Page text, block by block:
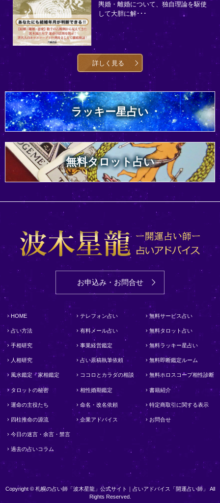
輿婚・離婚について、独自理論を駆使
して大胆に解･･･
詳しく見る
ラッキー星占い
無料タロット占い
お申込み・お問合せ
HOME
占い方法
手相研究
人相研究
風水鑑定・家相鑑定
タロットの秘密
運命の主役たち
四柱推命の源流
今日の迷言・余言・禁言
過去の占いコラム
テレフォン占い
有料メール占い
事業経営鑑定
占い原稿執筆依頼
ココロとカラダの相談
相性婚期鑑定
命名・改名依頼
企業アドバイス
無料サービス占い
無料タロット占い
無料ラッキー星占い
無料即断鑑定ルーム
無料ホロスコープ相性診断
書籍紹介
特定商取引に関する表示
お問合せ
Copyright © 札幌の占い師「波木星龍」公式サイト｜占いアドバイス「開運占い師」 All
Rights Reserved.